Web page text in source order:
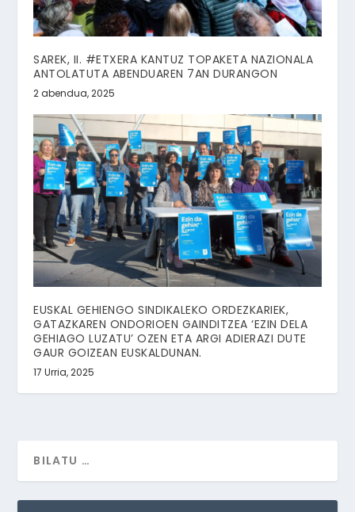
SAREK, II. #ETXERA KANTUZ TOPAKETA NAZIONALA
ANTOLATUTA ABENDUAREN 7AN DURANGON
2 abendua, 2025
EUSKAL GEHIENGO SINDIKALEKO ORDEZKARIEK,
GATAZKAREN ONDORIOEN GAINDITZEA ‘EZIN DELA
GEHIAGO LUZATU’ OZEN ETA ARGI ADIERAZI DUTE
GAUR GOIZEAN EUSKALDUNAN.
17 Urria, 2025